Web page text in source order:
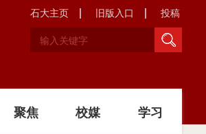
石大主页 旧版入口 投稿
聚焦 校媒 学习